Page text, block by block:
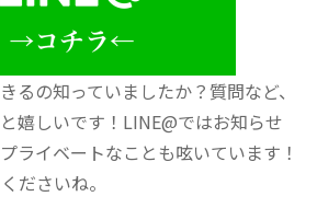
るの知っていましたか？質問など、
嬉しいです！LINE@ではお知らせ
ライベートなことも呟いています！
ださいね。